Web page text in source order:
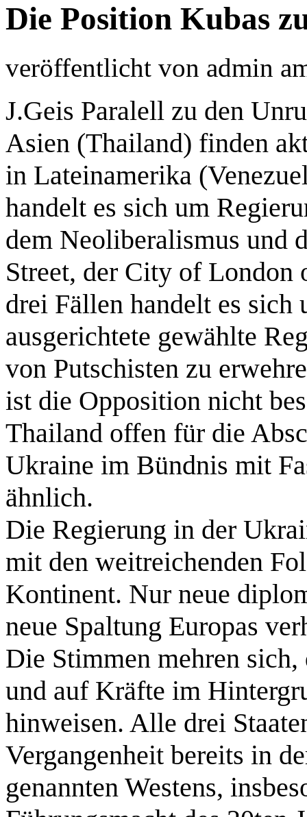
Die Position Kubas
veröffentlicht von admin
J.Geis Paralell zu den
Asien (Thailand) finden
in Lateinamerika
handelt es sich um
dem Neoliberalismus und
Street, der City of
drei Fällen handelt es
ausgerichtete gewählte
von Putschisten zu
ist die Opposition nicht
Thailand offen für die
Ukraine im Bündnis mit
ähnlich.
Die Regierung in der
mit den weitreichenden
Kontinent. Nur neue
neue Spaltung Europas
Die Stimmen mehren
und auf Kräfte im
hinweisen. Alle drei
Vergangenheit bereits in
genannten Westens,